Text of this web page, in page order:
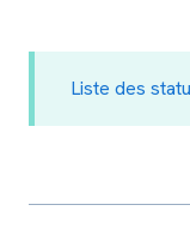
Liste des